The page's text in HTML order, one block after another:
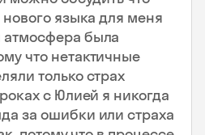
языка для меня
была
что нетактичные
только страх
с Юлией я никогда
за ошибки или страха